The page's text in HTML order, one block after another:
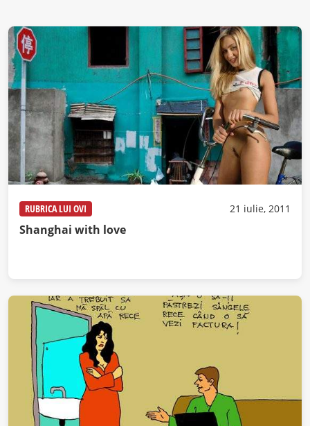
RUBRICA LUI OVI 21 iulie, 2011
Shanghai with love